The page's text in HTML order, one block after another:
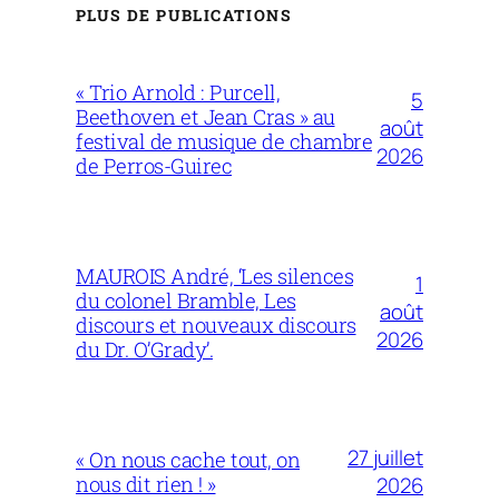
PLUS DE PUBLICATIONS
« Trio Arnold : Purcell,
Beethoven et Jean Cras » au
festival de musique de chambre
de Perros-Guirec
5
août
2026
MAUROIS André, ‘Les silences
du colonel Bramble, Les
discours et nouveaux discours
du Dr. O’Grady’.
1
août
2026
« On nous cache tout, on
nous dit rien ! »
27 juillet
2026